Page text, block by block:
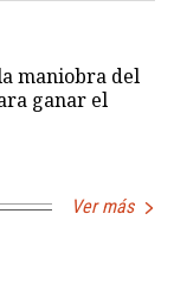
maniobra del
ganar el
Ver más